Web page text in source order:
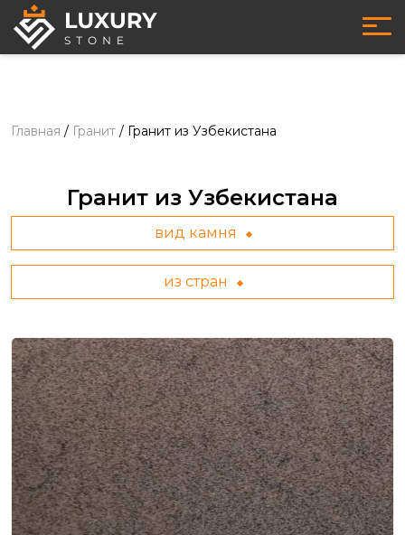
Главная / Гранит / Гранит из Узбекистана
Гранит из Узбекистана
вид камня
из стран